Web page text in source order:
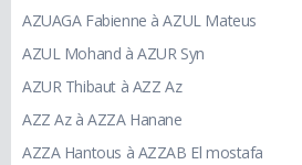
AZUAGA Fabienne à AZUL Mateus
AZUL Mohand à AZUR Syn
AZUR Thibaut à AZZ Az
AZZ Az à AZZA Hanane
AZZA Hantous à AZZAB El mostafa